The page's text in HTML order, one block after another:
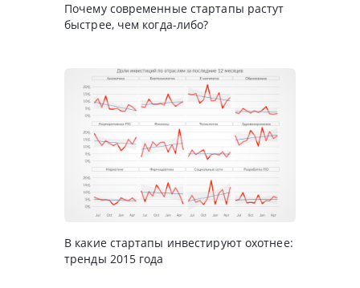
Почему современные стартапы растут
быстрее, чем когда-либо?
В какие стартапы инвестируют охотнее:
тренды 2015 года